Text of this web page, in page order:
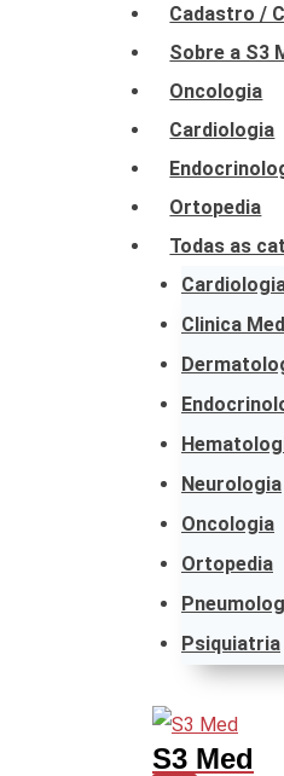
Cadastro /
Sobre a S3
Oncologia
Cardiologia
Ortopedia
Todas as
Clinica
Neurologia
Oncologia
Ortopedia
Psiquiatria
S3 Med